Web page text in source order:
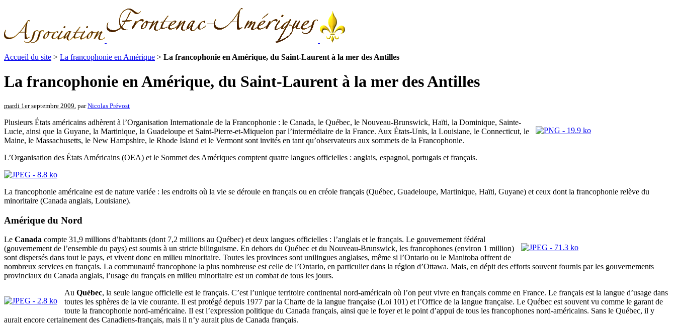
Accueil du site > La francophonie en Amérique > La francophonie en Amérique, du Saint-Laurent à la mer des Antilles
La francophonie en Amérique, du Saint-Laurent à la mer des Antilles
mardi 1er septembre 2009 , parNicolas Prévost
Plusieurs États américains adhèrent à l’Organisation Internationale de la Francophonie : le Canada, le Québec, le Nouveau-Brunswick, Haïti, la Dominique, Sainte-
Lucie, ainsi que la Guyane, la Martinique, la Guadeloupe et Saint-Pierre-et-Miquelon par l’intermédiaire de la France. Aux États-Unis, la Louisiane, le Connecticut, le
Maine, le Massachusetts, le New Hampshire, le Rhode Island et le Vermont sont invités en tant qu’observateurs aux sommets de la Francophonie.
L’Organisation des États Américains (OEA) et le Sommet des Amériques comptent quatre langues officielles : anglais, espagnol, portugais et français.
La francophonie américaine est de nature variée : les endroits où la vie se déroule en français ou en créole français (Québec, Guadeloupe, Martinique, Haïti, Guyane) et ceux dont la francophonie relève du
minoritaire (Canada anglais, Louisiane).
Amérique du Nord
Le Canada compte 31,9 millions d’habitants (dont 7,2 millions au Québec) et deux langues officielles : l’anglais et le français. Le gouvernement fédéral
(gouvernement de l’ensemble du pays) est soumis à un stricte bilinguisme. En dehors du Québec et du Nouveau-Brunswick, les francophones (environ 1 million)
sont dispersés dans tout le pays, et vivent donc en milieu minoritaire. Toutes les provinces sont unilingues anglaises, même si l’Ontario ou le Manitoba offrent de
nombreux services en français. La communauté francophone la plus nombreuse est celle de l’Ontario, en particulier dans la région d’Ottawa. Mais, en dépit des efforts souvent fournis par les gouvernements
provinciaux du Canada anglais, l’usage du français en milieu minoritaire est un combat de tous les jours.
Au Québec, la seule langue officielle est le français. C’est l’unique territoire continental nord-américain où l’on peut vivre en français comme en France. Le français est la langue d’usage dans
toutes les sphères de la vie courante. Il est protégé depuis 1977 par la Charte de la langue française (Loi 101) et l’Office de la langue française. Le Québec est souvent vu comme le garant de
toute la francophonie nord-américaine. Il est l’expression politique du Canada français, ainsi que le foyer et le point d’appui de tous les francophones nord-américains. Sans le Québec, il y
aurait encore certainement des Canadiens-français, mais il n’y aurait plus de Canada français.